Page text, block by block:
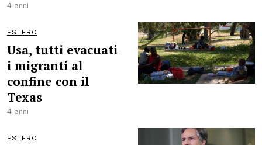
4 anni
ESTERO
Usa, tutti evacuati
i migranti al
confine con il
Texas
4 anni
ESTERO